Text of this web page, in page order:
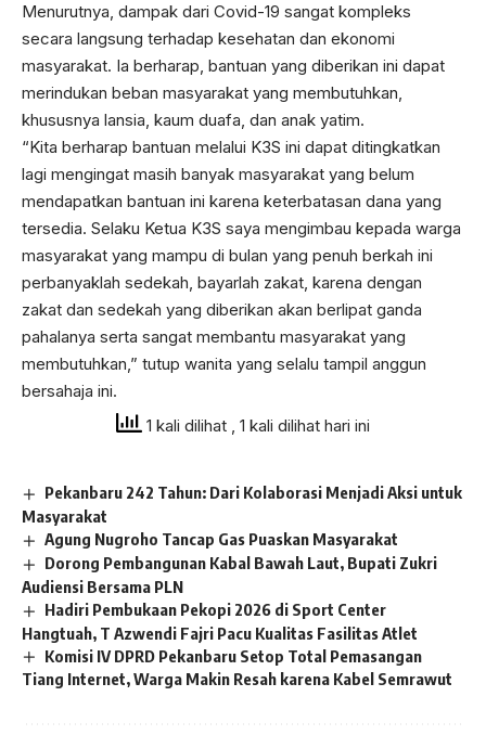
Menurutnya, dampak dari Covid-19 sangat kompleks
secara langsung terhadap kesehatan dan ekonomi
masyarakat. Ia berharap, bantuan yang diberikan ini dapat
merindukan beban masyarakat yang membutuhkan,
khususnya lansia, kaum duafa, dan anak yatim.
“Kita berharap bantuan melalui K3S ini dapat ditingkatkan
lagi mengingat masih banyak masyarakat yang belum
mendapatkan bantuan ini karena keterbatasan dana yang
tersedia. Selaku Ketua K3S saya mengimbau kepada warga
masyarakat yang mampu di bulan yang penuh berkah ini
perbanyaklah sedekah, bayarlah zakat, karena dengan
zakat dan sedekah yang diberikan akan berlipat ganda
pahalanya serta sangat membantu masyarakat yang
membutuhkan,” tutup wanita yang selalu tampil anggun
bersahaja ini.
1 kali dilihat
, 1 kali dilihat hari ini
Pekanbaru 242 Tahun: Dari Kolaborasi Menjadi Aksi untuk
Masyarakat
Agung Nugroho Tancap Gas Puaskan Masyarakat
Dorong Pembangunan Kabal Bawah Laut, Bupati Zukri
Audiensi Bersama PLN
Hadiri Pembukaan Pekopi 2026 di Sport Center
Hangtuah, T Azwendi Fajri Pacu Kualitas Fasilitas Atlet
Komisi IV DPRD Pekanbaru Setop Total Pemasangan
Tiang Internet, Warga Makin Resah karena Kabel Semrawut